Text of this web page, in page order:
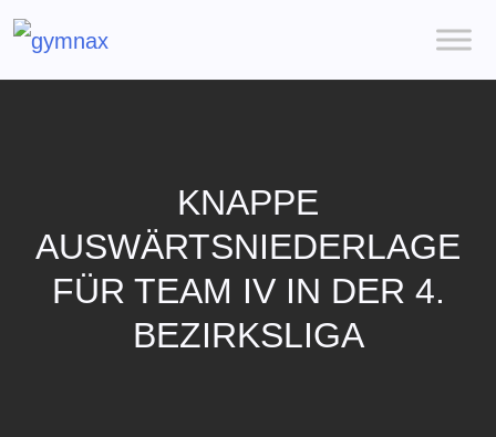
KNAPPE
AUSWÄRTSNIEDERLAGE
FÜR TEAM IV IN DER 4.
BEZIRKSLIGA